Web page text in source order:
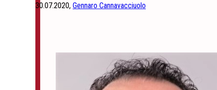
30.07.2020, Gennaro Cannavacciuolo